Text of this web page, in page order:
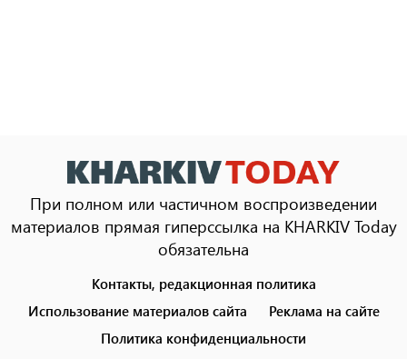
При полном или частичном воспроизведении
материалов прямая гиперссылка на KHARKIV Today
обязательна
menu
Контакты, редакционная политика
Использование материалов сайта
Реклама на сайте
Политика конфиденциальности